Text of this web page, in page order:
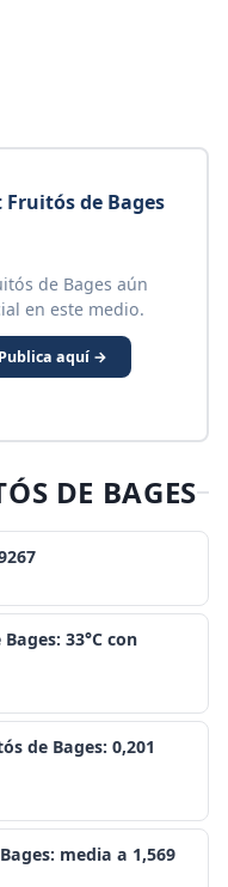
de Bages
de Bages aún
en este medio.
aquí →
DE BAGES
33°C con
de Bages: 0,201
media a 1,569